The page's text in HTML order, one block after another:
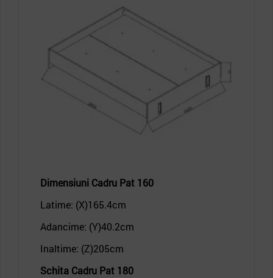
Dimensiuni Cadru Pat 160
Latime: (X)165.4cm
Adancime: (Y)40.2cm
Inaltime: (Z)205cm
Schita Cadru Pat 180